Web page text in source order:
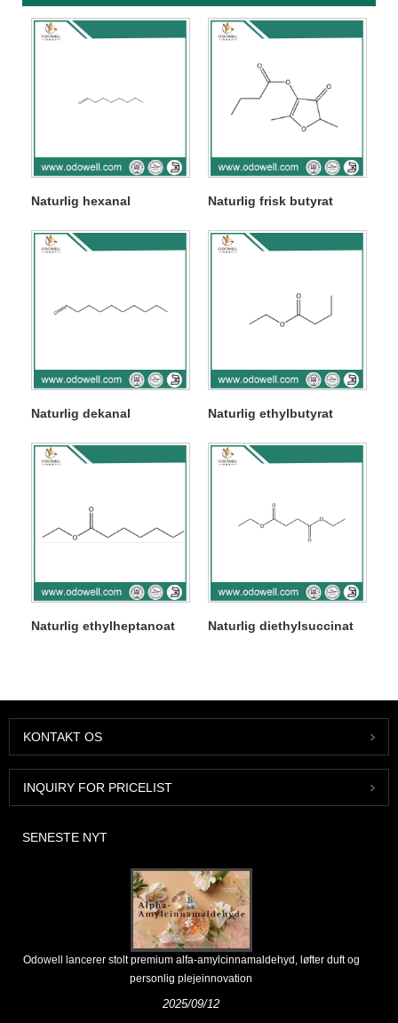
Naturlig hexanal Naturlig frisk butyrat
Naturlig dekanal Naturlig ethylbutyrat
Naturlig ethylheptanoat Naturlig diethylsuccinat
KONTAKT OS
INQUIRY FOR PRICELIST
SENESTE NYT
Odowell lancerer stolt premium alfa-amylcinnamaldehyd, løfter duft og
personlig plejeinnovation
2025/09/12